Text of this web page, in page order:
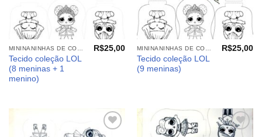
MININANINHAS DE COLORIR
Tecido coleção LOL
(8 meninas + 1
menino)
R$25,00 MININANINHAS DE COLORIR
Tecido coleção LOL
(9 meninas)
R$25,00